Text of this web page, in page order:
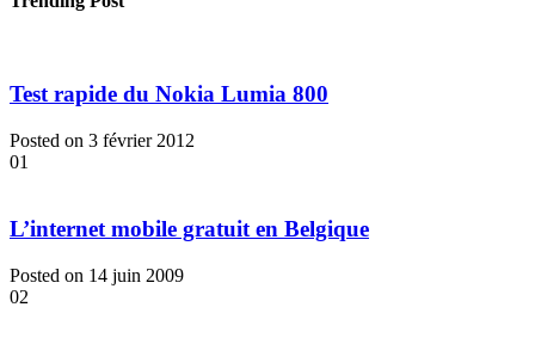
Test rapide du Nokia Lumia 800
Posted on 3 février 2012
01
L’internet mobile gratuit en Belgique
Posted on 14 juin 2009
02